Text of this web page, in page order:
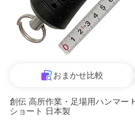
おまかせ比較
創伝 高所作業・足場用ハンマー
ショート 日本製